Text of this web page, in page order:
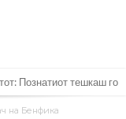
Познатиот тешкаш го
– сам против
на Бенфика